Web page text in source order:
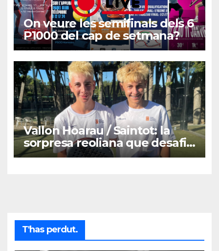
On veure les semifinals dels 6
P1000 del cap de setmana?
Vallon Hoarau / Saintot: la
sorpresa reoliana que desafia
la cap de sèrie 1
T'has perdut.